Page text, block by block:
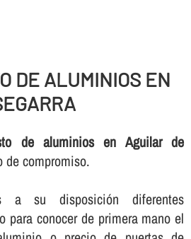
DE ALUMINIOS EN
de aluminios en Aguilar de
compromiso.
a su disposición diferentes
para conocer de primera mano el